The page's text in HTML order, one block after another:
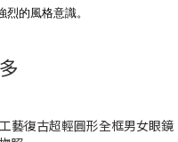
的風格意識。